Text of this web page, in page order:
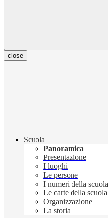
close
Scuola
Panoramica
Presentazione
I luoghi
Le persone
I numeri della scuola
Le carte della scuola
Organizzazione
La storia